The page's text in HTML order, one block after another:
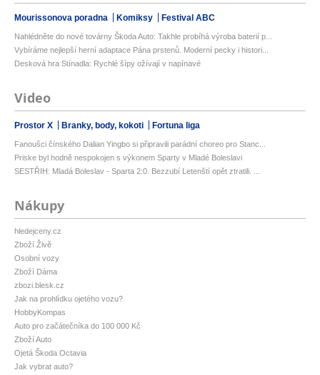
Mourissonova poradna Komiksy Festival ABC
Nahlédněte do nové továrny Škoda Auto: Takhle probíhá výroba baterií p...
Vybíráme nejlepší herní adaptace Pána prstenů. Moderní pecky i histori...
Desková hra Stínadla: Rychlé šípy ožívají v napínavé
Video
Prostor X Branky, body, kokoti Fortuna liga
Fanoušci čínského Dalian Yingbo si připravili parádní choreo pro Stanc...
Priske byl hodně nespokojen s výkonem Sparty v Mladé Boleslavi
SESTŘIH: Mladá Boleslav - Sparta 2:0. Bezzubí Letenští opět ztratili. ...
Nákupy
hledejceny.cz
Zboží Živě
Osobní vozy
Zboží Dáma
zbozi.blesk.cz
Jak na prohlídku ojetého vozu?
HobbyKompas
Auto pro začátečníka do 100 000 Kč
Zboží Auto
Ojetá Škoda Octavia
Jak vybrat auto?